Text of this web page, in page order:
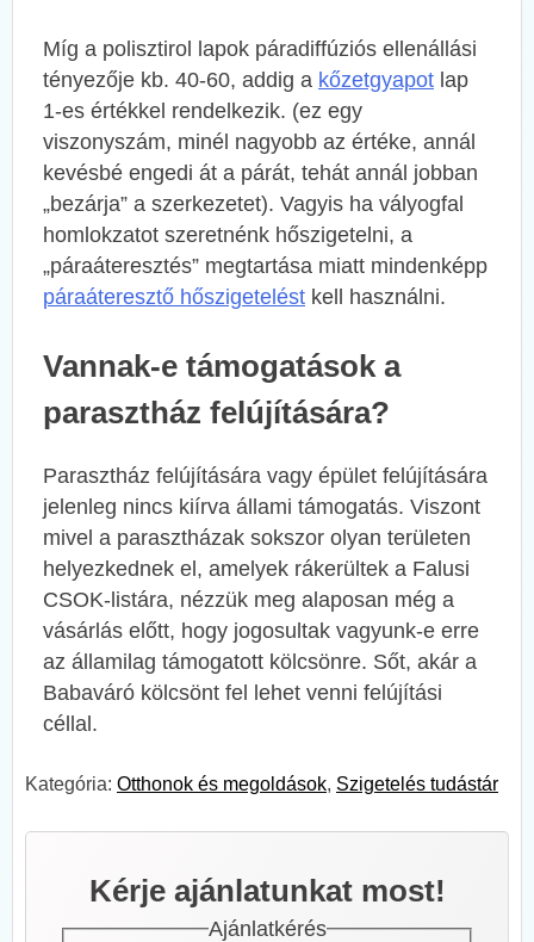
Míg a polisztirol lapok páradiffúziós ellenállási
tényezője kb. 40-60, addig a kőzetgyapot lap
1-es értékkel rendelkezik. (ez egy
viszonyszám, minél nagyobb az értéke, annál
kevésbé engedi át a párát, tehát annál jobban
„bezárja” a szerkezetet). Vagyis ha vályogfal
homlokzatot szeretnénk hőszigetelni, a
„páraáteresztés” megtartása miatt mindenképp
páraáteresztő hőszigetelést kell használni.
Vannak-e támogatások a
parasztház felújítására?
Parasztház felújítására vagy épület felújítására
jelenleg nincs kiírva állami támogatás. Viszont
mivel a parasztházak sokszor olyan területen
helyezkednek el, amelyek rákerültek a Falusi
CSOK-listára, nézzük meg alaposan még a
vásárlás előtt, hogy jogosultak vagyunk-e erre
az államilag támogatott kölcsönre. Sőt, akár a
Babaváró kölcsönt fel lehet venni felújítási
céllal.
Kategória: Otthonok és megoldások, Szigetelés tudástár
Kérje ajánlatunkat most!
Ajánlatkérés